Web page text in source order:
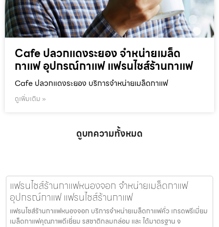
Cafe ปลวกแดงระยอง จำหน่ายเมล็ด
กาแฟ อุปกรณ์กาแฟ แฟรนไชส์ร้านกาแฟ
Cafe ปลวกแดงระยอง บริการจำหน่ายเมล็ดกาแฟ
ดูเพิ่มเติม »
ดูบทความทั้งหมด
แฟรนไชส์ร้านกาแฟหนองจอก จำหน่ายเมล็ดกาแฟ
อุปกรณ์กาแฟ แฟรนไชส์ร้านกาแฟ
แฟรนไชส์ร้านกาแฟหนองจอก บริการจำหน่ายเมล็ดกาแฟคั่ว เกรดพรีเมี่ยม
เมล็ดกาแฟคุณภาพดีเยี่ยม รสชาติกลมกล่อม และ ได้มาตรฐาน จ